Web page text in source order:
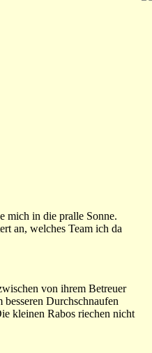
mich in die pralle Sonne.
an, welches Team ich da
von ihrem Betreuer
Durchschnaufen
kleinen Rabos riechen nicht